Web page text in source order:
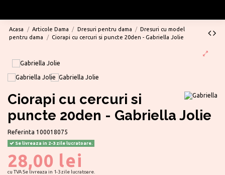
Acasa Articole Dama Dresuri pentru dama
Dresuri cu model
pentru dama
Ciorapi cu cercuri si puncte 20den - Gabriella Jolie
Ciorapi cu cercuri si
puncte 20den - Gabriella Jolie
Referinta 100018075
Se livreaza in 2-3 zile lucratoare.
28,00 lei
cu TVASe livreaza in 1-3 zile lucratoare.